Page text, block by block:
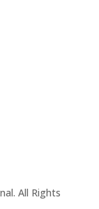
All Rights